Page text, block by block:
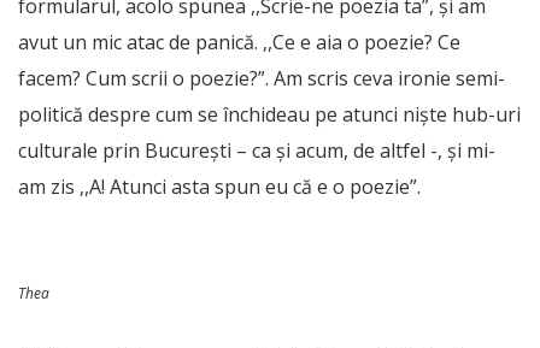
formularul, acolo spunea ,,Scrie-ne poezia ta”, și am
avut un mic atac de panică. ,,Ce e aia o poezie? Ce
facem? Cum scrii o poezie?”. Am scris ceva ironie semi-
politică despre cum se închideau pe atunci niște hub-uri
culturale prin București – ca și acum, de altfel -, și mi-
am zis ,,A! Atunci asta spun eu că e o poezie”.
Thea